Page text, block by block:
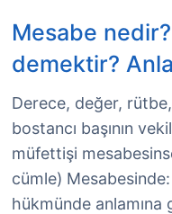
Mesabe
demektir?
Derece, değer,
bostancı başının
müfettişi
cümle)
hükmünde